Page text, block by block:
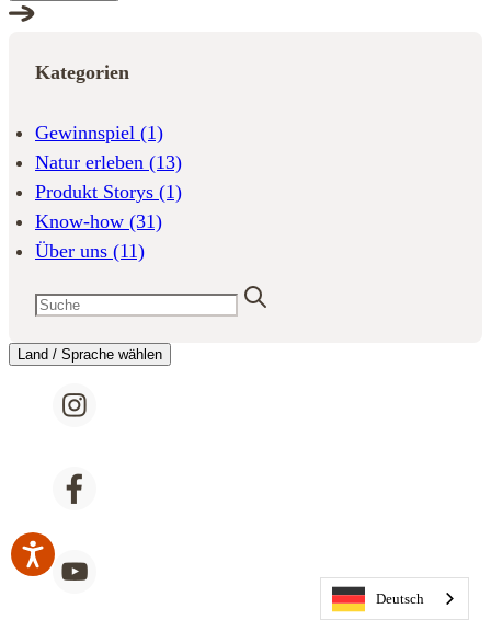
Kategorien
Gewinnspiel (1)
Natur erleben (13)
Produkt Storys (1)
Know-how (31)
Über uns (11)
Land / Sprache wählen
Deutsch